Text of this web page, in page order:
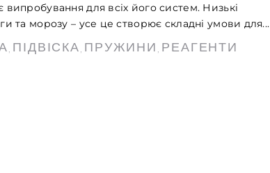
для всіх його систем. Низькі
та морозу – усе це створює складні умови для...
ПІДВІСКА ПРУЖИНИ РЕАГЕНТИ